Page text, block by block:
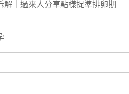
解｜過來人分享點樣捉準排卵期